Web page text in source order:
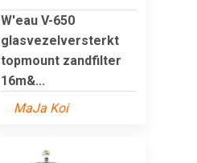
W'eau V-650
glasvezelversterkt
topmount zandfilter
16m&...
MaJa Koi